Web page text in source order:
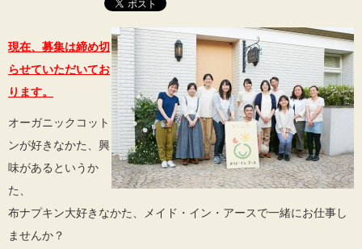
現在、募集は締め切
らせていただいてお
ります。
オーガニックコット
ンが好きなかた、興
味があるというか
た、
布ナプキン大好きなかた、メイド・イン・アースで一緒にお仕事し
ませんか？